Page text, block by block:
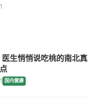
生悄悄说吃桃的南北真
国内健康